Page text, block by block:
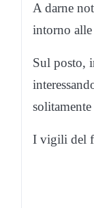
A darne
intorno
Sul posto,
I vigili del